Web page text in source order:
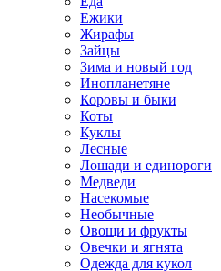
Ежики
Жирафы
Зайцы
Зима и новый год
Инопланетяне
Коровы и быки
Коты
Куклы
Лесные
Лошади и единороги
Медведи
Насекомые
Необычные
Овощи и фрукты
Овечки и ягнята
Одежда для кукол